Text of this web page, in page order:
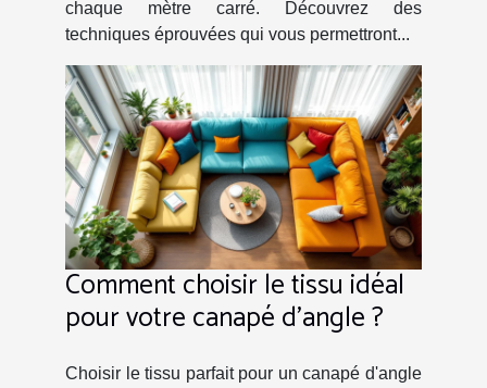
chaque mètre carré. Découvrez des
techniques éprouvées qui vous permettront...
Comment choisir le tissu idéal
pour votre canapé d'angle ?
Choisir le tissu parfait pour un canapé d'angle